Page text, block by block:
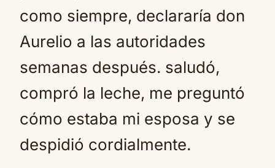
como siempre, declararía don
Aurelio a las autoridades
semanas después. saludó,
compró la leche, me preguntó
cómo estaba mi esposa y se
despidió cordialmente.